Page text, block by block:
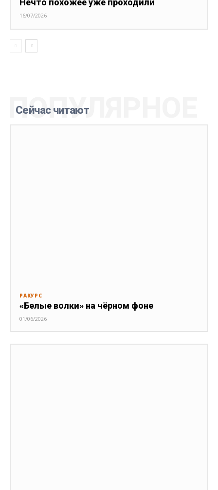
Нечто похожее уже проходили
16/07/2026
Сейчас читают
ПОПУЛЯРНОЕ
РАКУРС
«Белые волки» на чёрном фоне
01/06/2026